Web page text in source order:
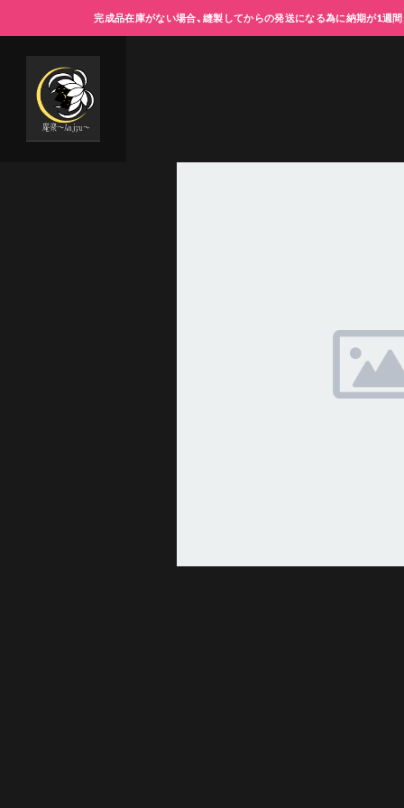
完成品在庫がない場合、縫製してからの発送になる為に納期が1週